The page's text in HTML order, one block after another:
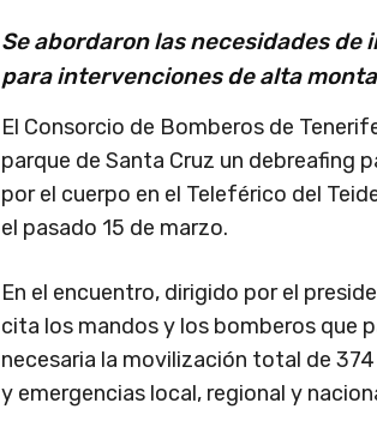
Se abordaron las necesidades
para intervenciones de alta
El Consorcio de Bomberos de
parque de Santa Cruz un debreafing
por el cuerpo en el Teleférico del
el pasado 15 de marzo.
En el encuentro, dirigido por el
cita los mandos y los bomberos que
necesaria la movilización total de
y emergencias local, regional y